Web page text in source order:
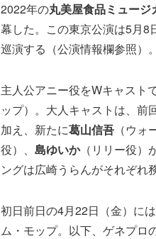
2022年の丸美屋食品ミュージ
幕した。この東京公演は5月8
巡演する（公演情報欄参照）。
主人公アニー役をWキャスト
ップ）。大人キャストは、前
加え、新たに葛山信吾 （ウ
役）、 島ゆいか（リリー役）
ングは広崎うらんがそれぞれ
初日前日の4月22日（金）に
ム・モップ。以下、ゲネプロ